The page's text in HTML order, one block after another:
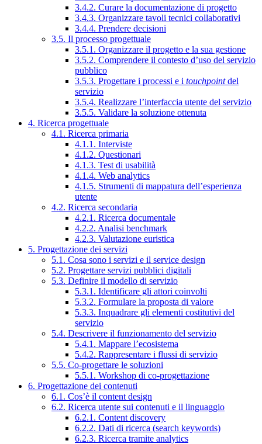
3.4.2. Curare la documentazione di progetto
3.4.3. Organizzare tavoli tecnici collaborativi
3.4.4. Prendere decisioni
3.5. Il processo progettuale
3.5.1. Organizzare il progetto e la sua gestione
3.5.2. Comprendere il contesto d’uso del servizio
pubblico
3.5.3. Progettare i processi e i touchpointdel
servizio
3.5.4. Realizzare l’interfaccia utente del servizio
3.5.5. Validare la soluzione ottenuta
4. Ricerca progettuale
4.1. Ricerca primaria
4.1.1. Interviste
4.1.2. Questionari
4.1.3. Test di usabilità
4.1.4. Web analytics
4.1.5. Strumenti di mappatura dell’esperienza
utente
4.2. Ricerca secondaria
4.2.1. Ricerca documentale
4.2.2. Analisi benchmark
4.2.3. Valutazione euristica
5. Progettazione dei servizi
5.1. Cosa sono i servizi e il service design
5.2. Progettare servizi pubblici digitali
5.3. Definire il modello di servizio
5.3.1. Identificare gli attori coinvolti
5.3.2. Formulare la proposta di valore
5.3.3. Inquadrare gli elementi costitutivi del
servizio
5.4. Descrivere il funzionamento del servizio
5.4.1. Mappare l’ecosistema
5.4.2. Rappresentare i flussi di servizio
5.5. Co-progettare le soluzioni
5.5.1. Workshop di co-progettazione
6. Progettazione dei contenuti
6.1. Cos’è il content design
6.2. Ricerca utente sui contenuti e il linguaggio
6.2.1. Content discovery
6.2.2. Dati di ricerca (search keywords)
6.2.3. Ricerca tramite analytics